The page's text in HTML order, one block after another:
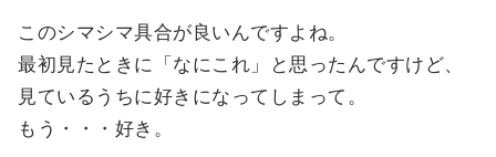
このシマシマ具合が良いんですよね。
最初見たときに「なにこれ」と思ったんですけど、
見ているうちに好きになってしまって。
もう・・・好き。